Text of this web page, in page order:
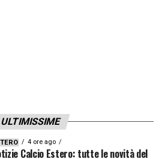
ULTIMISSIME
4 ore ago
Calcio Estero: tutte le novità del